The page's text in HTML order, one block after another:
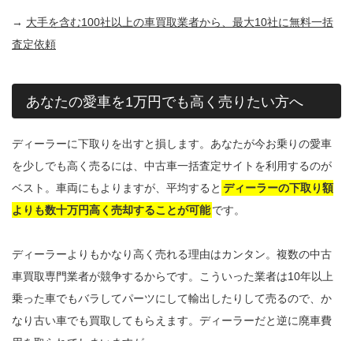
→ 大手を含む100社以上の車買取業者から、最大10社に無料一括
査定依頼
あなたの愛車を1万円でも高く売りたい方へ
ディーラーに下取りを出すと損します。あなたが今お乗りの愛車
を少しでも高く売るには、中古車一括査定サイトを利用するのが
ベスト。車両にもよりますが、平均すると ディーラーの下取り額
よりも数十万円高く売却することが可能です。
ディーラーよりもかなり高く売れる理由はカンタン。複数の中古
車買取専門業者が競争するからです。こういった業者は10年以上
乗った車でもバラしてパーツにして輸出したりして売るので、か
なり古い車でも買取してもらえます。ディーラーだと逆に廃車費